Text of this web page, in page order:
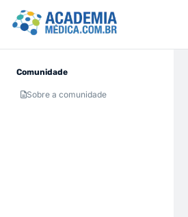
Comunidade
Sobre a comunidade